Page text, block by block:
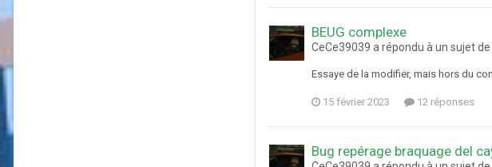
BEUG complexe
CeCe39039 a répondu à un sujet
Essaye de la modifier, mais hors du
15 février 2023 12 réponses
Bug repérage braquage del